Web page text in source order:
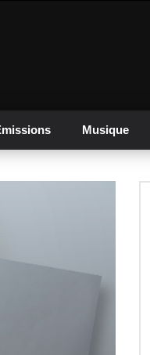
Musique